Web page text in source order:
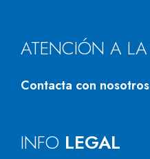
ATENCIÓN A LA
Contacta con nosotros
INFO LEGAL